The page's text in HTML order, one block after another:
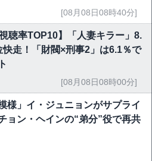
[08月08日08時40分]
視聴率TOP10】「人妻キラー」8.
快走！「財閥×刑事2」は6.1％で
[08月08日08時00分]
様」イ・ジュニョンがサプライ
ョン・ヘインの“弟分”役で再共